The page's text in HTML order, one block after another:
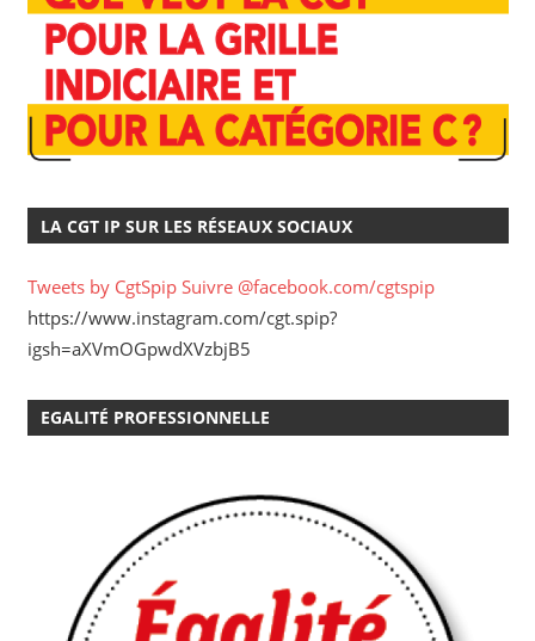
LA CGT IP SUR LES RÉSEAUX SOCIAUX
Tweets by CgtSpip Suivre @facebook.com/cgtspip
https://www.instagram.com/cgt.spip?
igsh=aXVmOGpwdXVzbjB5
EGALITÉ PROFESSIONNELLE